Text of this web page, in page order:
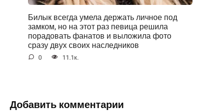
Билык всегда умела держать личное под
замком, но на этот раз певица решила
порадовать фанатов и выложила фото
сразу двух своих наследников
0 11.1к.
Добавить комментарии